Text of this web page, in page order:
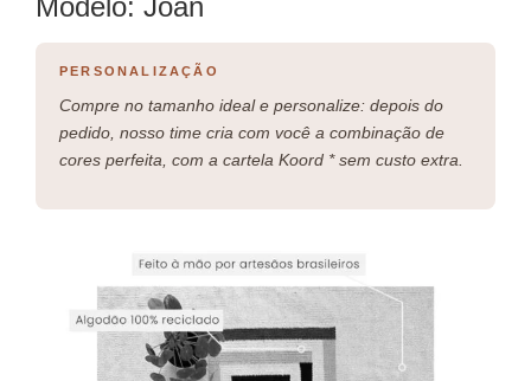
PERSONALIZAÇÃO
Compre no tamanho ideal e personalize: depois do
pedido, nosso time cria com você a combinação de
cores perfeita, com a cartela Koord * sem custo extra.